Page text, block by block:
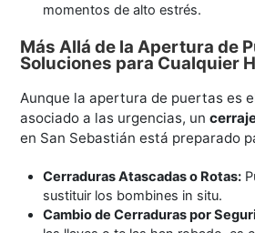
momentos de alto estrés.
Más Allá de la Apertura de
Soluciones para Cualquier
Aunque la apertura de puertas es
asociado a las urgencias, un
en San Sebastián está preparado
Cerraduras Atascadas o Rotas:
sustituir los bombines in situ.
Cambio de Cerraduras por